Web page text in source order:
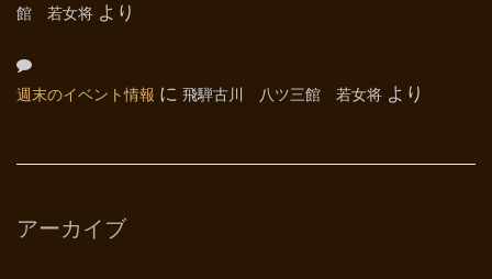
館 若女将 より
週末のイベント情報 に 飛騨古川 八ツ三館 若女将 より
アーカイブ